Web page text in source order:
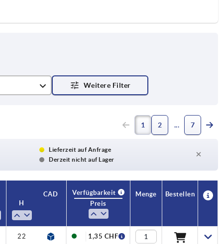
1 2 7
Lieferzeit auf Anfrage
Derzeit nicht auf Lager
H
CAD
Verfügbarkeit
Preis
Menge Bestellen
22 8 1,35 CHF